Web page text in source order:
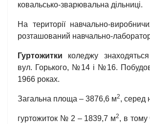
ковальсько-зварювальна дільниці.
На території навчально-
розташований навчально-
Гуртожитки коледжу
вул. Горького, №14 і №16.
1966 роках.
Загальна площа – 3876,6 м2, серед
гуртожиток № 2 – 1839,7 м2, в тому